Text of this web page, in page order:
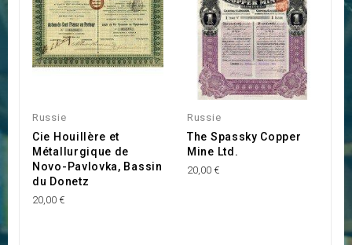
Russie
Cie Houillère et
Métallurgique de
Novo-Pavlovka, Bassin
du Donetz
20,00 €
Russie
The Spassky Copper
Mine Ltd.
20,00 €